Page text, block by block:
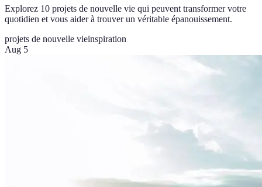
Explorez 10 projets de nouvelle vie qui peuvent transformer votre
quotidien et vous aider à trouver un véritable épanouissement.
projets de nouvelle vieinspiration
Aug 5